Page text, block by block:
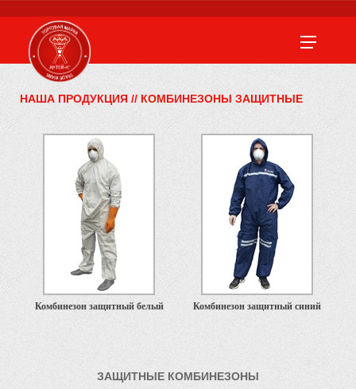
НАША ПРОДУКЦИЯ // КОМБИНЕЗОНЫ ЗАЩИТНЫЕ
Комбинезон защитный белый Комбинезон защитный синий
ЗАЩИТНЫЕ КОМБИНЕЗОНЫ